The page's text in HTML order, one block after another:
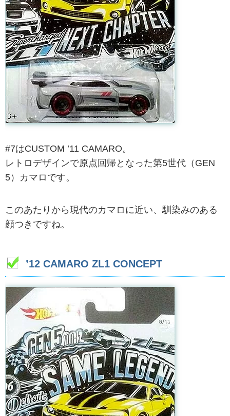
#7はCUSTOM ’11 CAMARO。
レトロデザインで原点回帰となった第5世代（GEN
5）カマロです。
このあたりから現代のカマロに近い、馴染みのある
顔つきですね。
’12 CAMARO ZL1 CONCEPT